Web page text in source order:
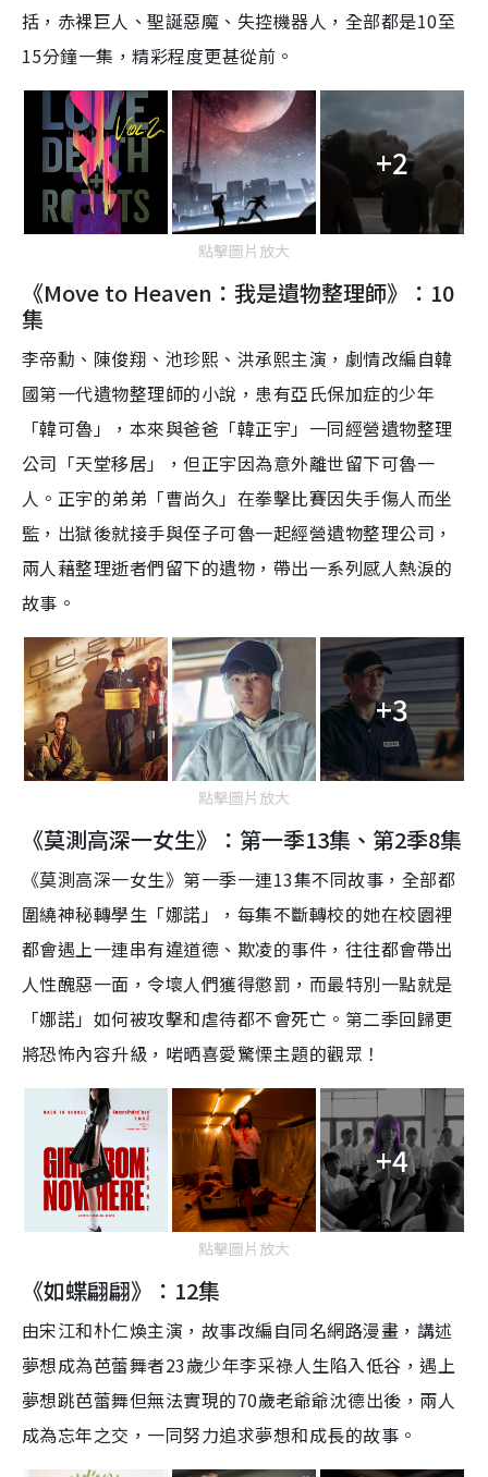
括，赤裸巨人、聖誕惡魔、失控機器人，全部都是10至
15分鐘一集，精彩程度更甚從前。
+2
點擊圖片放大
《Move to Heaven：我是遺物整理師》：10
集
李帝勳、陳俊翔、池珍熙、洪承熙主演， 劇情改編自韓
國第一代遺物整理師的小說，患有亞氏保加症的少年
「韓可魯」，本來與爸爸「韓正宇」一同經營遺物整理
公司「天堂移居」，但正宇因為意外離世留下可魯一
人。正宇的弟弟「曹尚久」在拳擊比賽因失手傷人而坐
監，出獄後就接手與侄子可魯一起經營遺物整理公司，
兩人藉整理逝者們留下的遺物，帶出一系列感人熱淚的
故事 。
+3
點擊圖片放大
《莫測高深一女生》：第一季13集、第2季8集
《莫測高深一女生》第一季一連13集不同故事，全部都
圍繞神秘轉學生「娜諾」，每集不斷轉校的她在校園裡
都會遇上一連串有違道德、欺凌的事件，往往都會帶出
人性醜惡一面，令壞人們獲得懲罰，而最特別一點就是
「娜諾」如何被攻擊和虐待都不會死亡。第二季回歸更
將恐怖內容升級，啱晒喜愛驚慄主題的觀眾 ！
+4
點擊圖片放大
《如蝶翩翩》：12集
由宋江和朴仁煥主演，故事改編自同名網路漫畫，講述
夢想成為芭蕾舞者23歲少年李采祿人生陷入低谷，遇上
夢想跳芭蕾舞但無法實現的70歲老爺爺沈德出後，兩人
成為忘年之交，一同努力追求夢想和成長的故事。